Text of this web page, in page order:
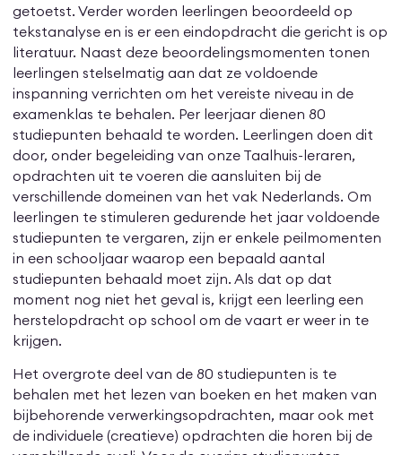
getoetst. Verder worden leerlingen beoordeeld op
tekstanalyse en is er een eindopdracht die gericht is op
literatuur. Naast deze beoordelingsmomenten tonen
leerlingen stelselmatig aan dat ze voldoende
inspanning verrichten om het vereiste niveau in de
examenklas te behalen. Per leerjaar dienen 80
studiepunten behaald te worden. Leerlingen doen dit
door, onder begeleiding van onze Taalhuis-leraren,
opdrachten uit te voeren die aansluiten bij de
verschillende domeinen van het vak Nederlands. Om
leerlingen te stimuleren gedurende het jaar voldoende
studiepunten te vergaren, zijn er enkele peilmomenten
in een schooljaar waarop een bepaald aantal
studiepunten behaald moet zijn. Als dat op dat
moment nog niet het geval is, krijgt een leerling een
herstelopdracht op school om de vaart er weer in te
krijgen.
Het overgrote deel van de 80 studiepunten is te
behalen met het lezen van boeken en het maken van
bijbehorende verwerkingsopdrachten, maar ook met
de individuele (creatieve) opdrachten die horen bij de